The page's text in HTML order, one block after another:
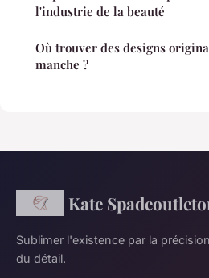
l'industrie de la beauté
Où trouver des designs
manche ?
Kate
Sublimer l'existence par la
du détail.